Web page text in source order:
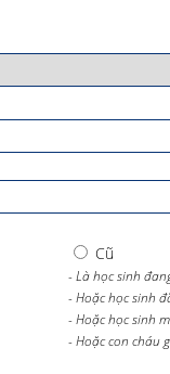
Cũ
- Là học sinh
- Hoặc học sinh
- Hoặc học sinh
- Hoặc con cháu